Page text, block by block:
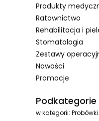
Produkty
Ratownictwo
Rehabilitacja i
Stomatologia
Zestawy
Nowości
Promocje
w kategorii: Probówki